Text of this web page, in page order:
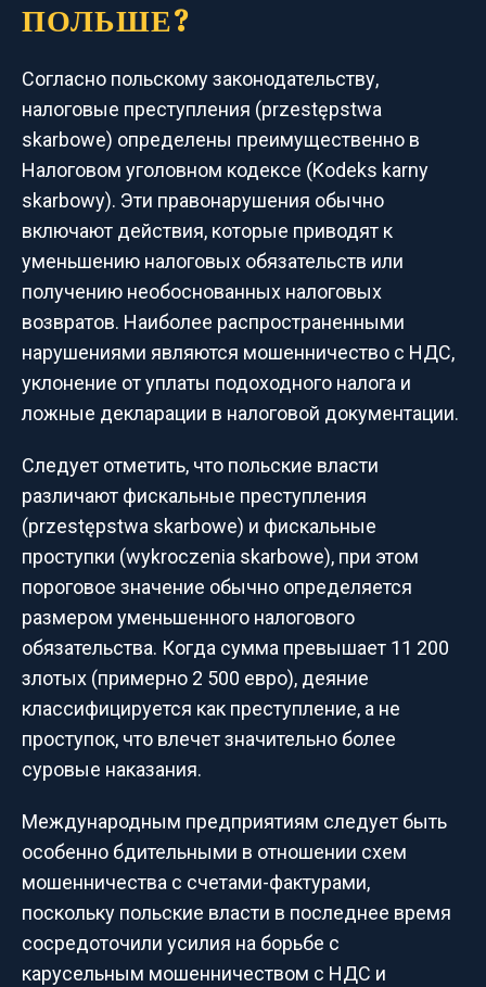
ПОЛЬШЕ?
Согласно польскому законодательству,
налоговые преступления (przestępstwa
skarbowe) определены преимущественно в
Налоговом уголовном кодексе (Kodeks karny
skarbowy). Эти правонарушения обычно
включают действия, которые приводят к
уменьшению налоговых обязательств или
получению необоснованных налоговых
возвратов. Наиболее распространенными
нарушениями являются мошенничество с НДС,
уклонение от уплаты подоходного налога и
ложные декларации в налоговой документации.
Следует отметить, что польские власти
различают фискальные преступления
(przestępstwa skarbowe) и фискальные
проступки (wykroczenia skarbowe), при этом
пороговое значение обычно определяется
размером уменьшенного налогового
обязательства. Когда сумма превышает 11 200
злотых (примерно 2 500 евро), деяние
классифицируется как преступление, а не
проступок, что влечет значительно более
суровые наказания.
Международным предприятиям следует быть
особенно бдительными в отношении схем
мошенничества с счетами-фактурами,
поскольку польские власти в последнее время
сосредоточили усилия на борьбе с
карусельным мошенничеством с НДС и